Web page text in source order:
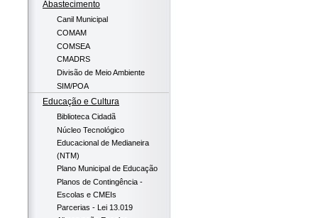
Abastecimento
Canil Municipal
COMAM
COMSEA
CMADRS
Divisão de Meio Ambiente
SIM/POA
Educação e Cultura
Biblioteca Cidadã
Núcleo Tecnológico
Educacional de Medianeira
(NTM)
Plano Municipal de Educação
Planos de Contingência -
Escolas e CMEIs
Parcerias - Lei 13.019